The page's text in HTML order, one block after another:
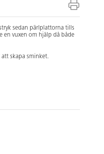
sedan pärlplattorna tills
en vuxen om hjälp då både
skapa sminket.